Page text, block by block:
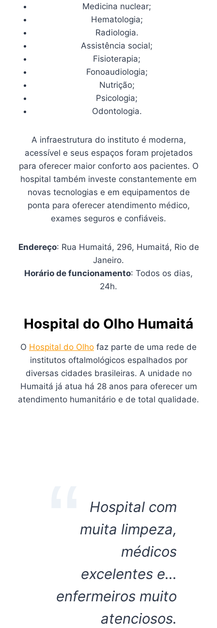
Medicina nuclear;
Hematologia;
Radiologia.
Assistência social;
Fisioterapia;
Fonoaudiologia;
Nutrição;
Psicologia;
Odontologia.
A infraestrutura do instituto é moderna,
acessível e seus espaços foram projetados
para oferecer maior conforto aos pacientes. O
hospital também investe constantemente em
novas tecnologias e em equipamentos de
ponta para oferecer atendimento médico,
exames seguros e confiáveis.
Endereço: Rua Humaitá, 296, Humaitá, Rio de
Janeiro.
Horário de funcionamento: Todos os dias,
24h.
Hospital do Olho Humaitá
O Hospital do Olho faz parte de uma rede de
institutos oftalmológicos espalhados por
diversas cidades brasileiras. A unidade no
Humaitá já atua há 28 anos para oferecer um
atendimento humanitário e de total qualidade.
Hospital com
muita limpeza,
médicos
excelentes e…
enfermeiros muito
atenciosos.